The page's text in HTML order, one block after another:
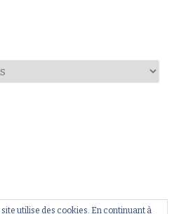
utilise des cookies. En continuant à